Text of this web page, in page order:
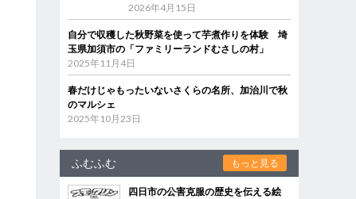
2026年4月15日
自分で収穫した秋野菜を使って芋煮作りを体験 埼
玉県加須市の「ファミリーランドむさしの村」
2025年11月4日
春だけじゃもったいないさくらの名所、加治川で秋
のマルシェ
2025年10月23日
ふむふむ もっと見る
四日市の公害克服の歴史を伝える絵